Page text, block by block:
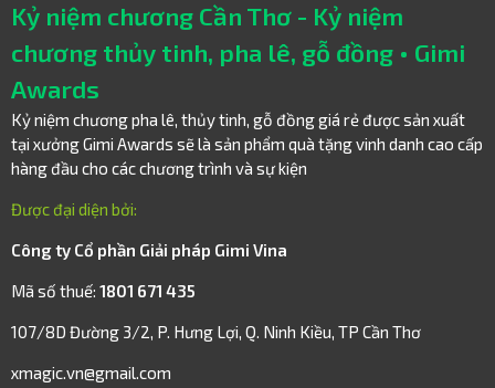
Kỷ niệm chương Cần Thơ - Kỷ niệm
chương thủy tinh, pha lê, gỗ đồng • Gimi
Awards
Kỷ niệm chương pha lê, thủy tinh, gỗ đồng giá rẻ được sản xuất
tại xưởng Gimi Awards sẽ là sản phẩm quà tặng vinh danh cao cấp
hàng đầu cho các chương trình và sự kiện
Được đại diện bởi:
Công ty Cổ phần Giải pháp Gimi Vina
Mã số thuế: 1801 671 435
107/8D Đường 3/2, P. Hưng Lợi, Q. Ninh Kiều, TP Cần Thơ
xmagic.vn@gmail.com